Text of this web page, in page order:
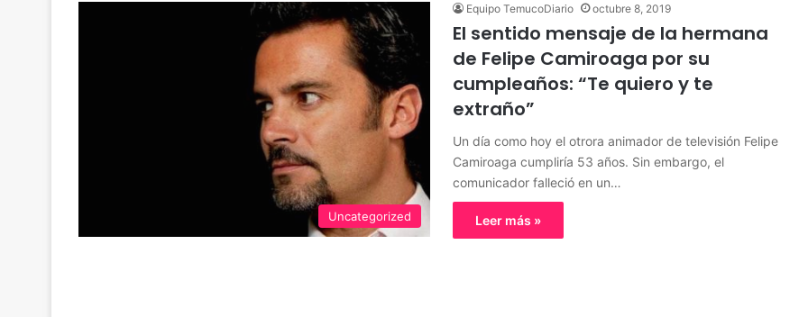
Uncategorized
Equipo TemucoDiario octubre 8, 2019
El sentido mensaje de la hermana
de Felipe Camiroaga por su
cumpleaños: “Te quiero y te
extraño”
Un día como hoy el otrora animador de televisión Felipe
Camiroaga cumpliría 53 años. Sin embargo, el
comunicador falleció en un…
Leer más »